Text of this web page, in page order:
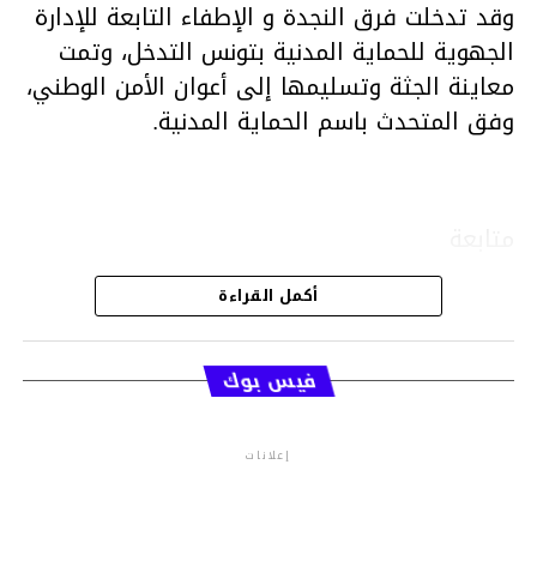
وقد تدخلت فرق النجدة و الإطفاء التابعة للإدارة
الجهوية للحماية المدنية بتونس التدخل، وتمت
معاينة الجثة وتسليمها إلى أعوان الأمن الوطني،
وفق المتحدث باسم الحماية المدنية.
قسم الاخبار
أكمل القراءة
فيس بوك
إعلانات